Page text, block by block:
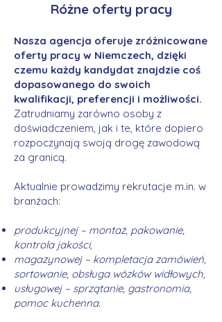
Różne oferty pracy
Nasza agencja oferuje zróżnicowane
oferty pracy w Niemczech, dzięki
czemu każdy kandydat znajdzie coś
dopasowanego do swoich
kwalifikacji, preferencji i możliwości.
Zatrudniamy zarówno osoby z
doświadczeniem, jak i te, które dopiero
rozpoczynają swoją drogę zawodową
za granicą.
Aktualnie prowadzimy rekrutacje m.in. w
branżach:
produkcyjnej – montaż, pakowanie,
kontrola jakości,
magazynowej – kompletacja zamówień,
sortowanie, obsługa wózków widłowych,
usługowej – sprzątanie, gastronomia,
pomoc kuchenna.